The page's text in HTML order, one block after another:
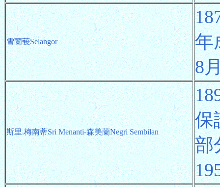
雪蘭莪Selangor
年
8
斯里.梅南蒂Sri Menanti-森美蘭Negri Sembilan
保
部